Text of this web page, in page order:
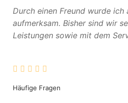
Durch einen Freund wurde ich
aufmerksam. Bisher sind wir
Leistungen sowie mit dem
Häufige Fragen